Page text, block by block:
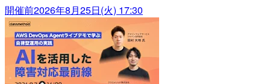
開催前2026年8月25日(火) 17:30